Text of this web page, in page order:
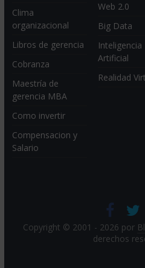
Clima
organizacional
Libros de gerencia
Cobranza
Maestría de
gerencia MBA
Como invertir
Compensacion y
Salario
Web 2.0
Big Data
Inteligencia
Artificial
Realidad
Copyright © 2001 - 2026 por
derechos